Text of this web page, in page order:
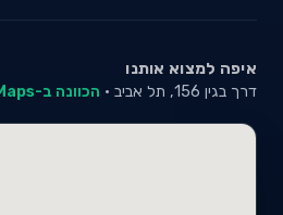
איפה למצוא אותנו
דרך בגין 156, תל אביב · הכוונה ב-Google Maps ←